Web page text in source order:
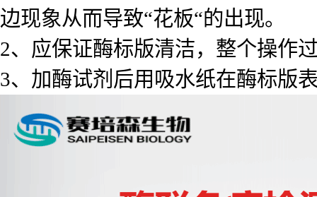
边现象从而导致“花板“的出现。
2、应保证酶标版清洁，整个操作
3、加酶试剂后用吸水纸在酶标版